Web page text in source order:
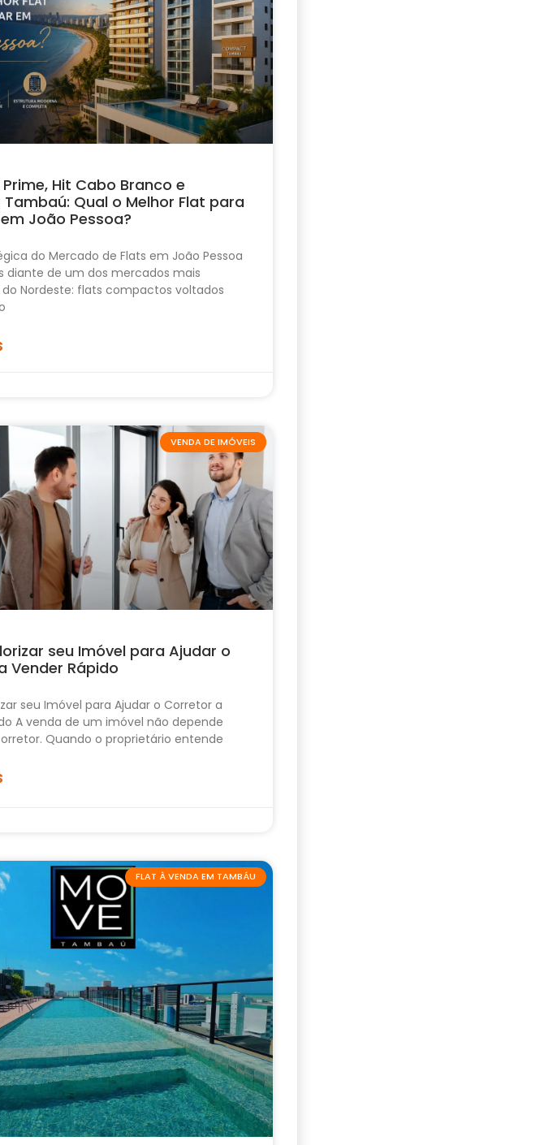
Hit Cabo Branco e
Qual o Melhor Flat para
João Pessoa?
do Mercado de Flats em João Pessoa
diante de um dos mercados mais
Nordeste: flats compactos voltados
VENDA DE IMÓVEIS
seu Imóvel para Ajudar o
Vender Rápido
seu Imóvel para Ajudar o Corretor a
A venda de um imóvel não depende
Quando o proprietário entende
FLAT À VENDA EM TAMBÁU